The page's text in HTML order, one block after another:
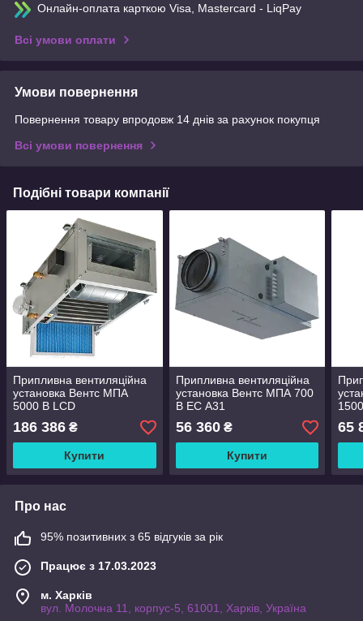
Онлайн-оплата карткою Visa, Mastercard - LiqPay
Всі умови оплати
Умови повернення
Повернення товару впродовж 14 днів за рахунок покупця
Всі умови повернення
Подібні товари компанії
Припливна вентиляційна
установка Вентс МПА
5000 В LCD
186 386 ₴
Купити
Припливна вентиляційна
установка Вентс МПА 700
В ЕС А31
56 360₴
Купити
65
Про нас
95% позитивних з 65 відгуків за рік
Працює з 17.03.2023
м. Харків
вул. Молочна 11, корпус-5, 61001, Харків, Україна